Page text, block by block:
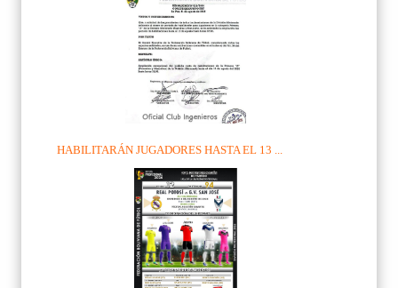
HABILITARÁN JUGADORES HASTA EL 13 ...